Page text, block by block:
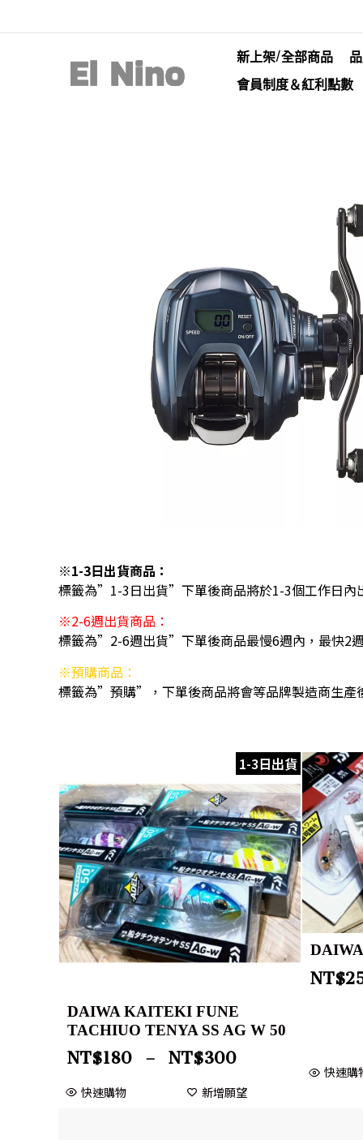
新上架/全部商品
會員制度＆紅利點數
※1-3日出貨商品：
標籤為”1-3日出貨”下單後商品將於1-3個工作日內
※2-6週出貨商品：
標籤為”2-6週出貨”下單後商品最慢6週內，最快2
※預購商品：
標籤為”預購”，下單後商品將會等品牌製造商生產
1-3日出貨
DAIWA KAITEKI FUNE
TACHIUO TENYA SS AG W 50
NT$180 – NT$300
快速購物 新增願望
NT$
快速購